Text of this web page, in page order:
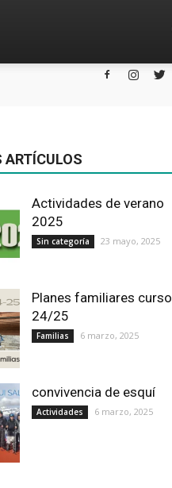
ARTÍCULOS
Actividades de verano
2025
Sin categoría 23 mayo, 2025
Planes familiares curso
24/25
Familias 6 marzo, 2025
convivencia de esquí
Actividades 6 marzo, 2025